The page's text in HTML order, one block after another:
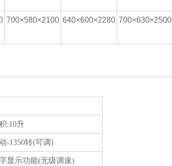
700×580×2100 640×600×2280 700×630×2500
:10升
-1350转(可调)
显示功能(无级调速)